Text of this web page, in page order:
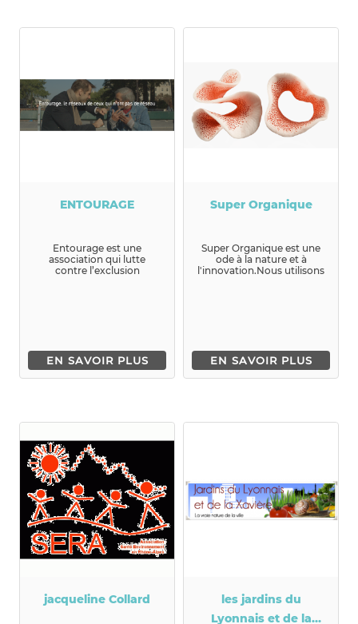
ENTOURAGE
Entourage est une
association qui lutte
contre l’exclusion
EN SAVOIR PLUS
Super Organique
Super Organique est une
ode à la nature et à
l'innovation.Nous utilisons
EN SAVOIR PLUS
jacqueline Collard
les jardins du
Lyonnais et de la